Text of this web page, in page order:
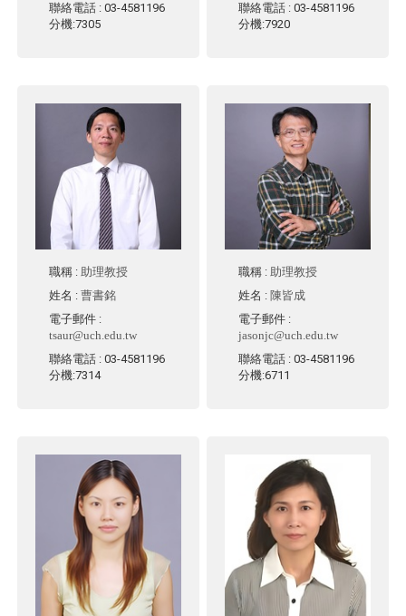
聯絡電話 : 03-4581196
分機:7305
聯絡電話 : 03-4581196
分機:7920
職稱 : 助理教授
姓名 :曹書銘
電子郵件 :
tsaur@uch.edu.tw
聯絡電話 : 03-4581196
分機:7314
職稱 : 助理教授
姓名 : 陳皆成
電子郵件 :
jasonjc@uch.edu.tw
聯絡電話 : 03-4581196
分機:6711